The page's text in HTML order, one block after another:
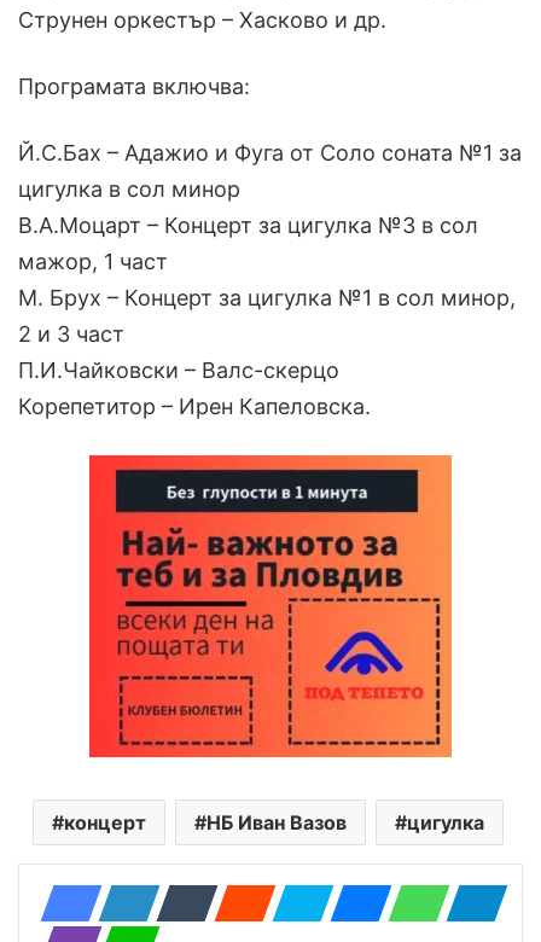
Струнен оркестър – Хасково и др.
Програмата включва:
Й.С.Бах – Адажио и Фуга от Соло соната №1 за
цигулка в сол минор
В.А.Моцарт – Концерт за цигулка №3 в сол
мажор, 1 част
М. Брух – Концерт за цигулка №1 в сол минор,
2 и 3 част
П.И.Чайковски – Валс-скерцо
Корепетитор – Ирен Капеловска.
концерт НБ Иван Вазов цигулка